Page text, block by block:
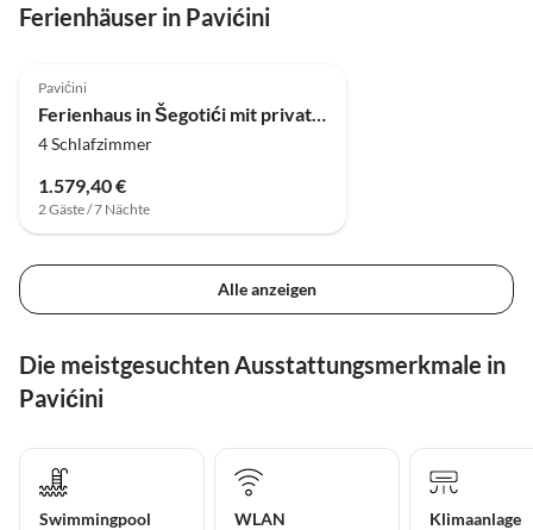
Ferienhäuser in Pavićini
Pavićini
Ferienhaus in Šegotići mit privatem Pool
4 Schlafzimmer
1.579,40 €
2 Gäste / 7 Nächte
Alle anzeigen
Die meistgesuchten Ausstattungsmerkmale in
Pavićini
Swimmingpool WLAN Klimaanlage